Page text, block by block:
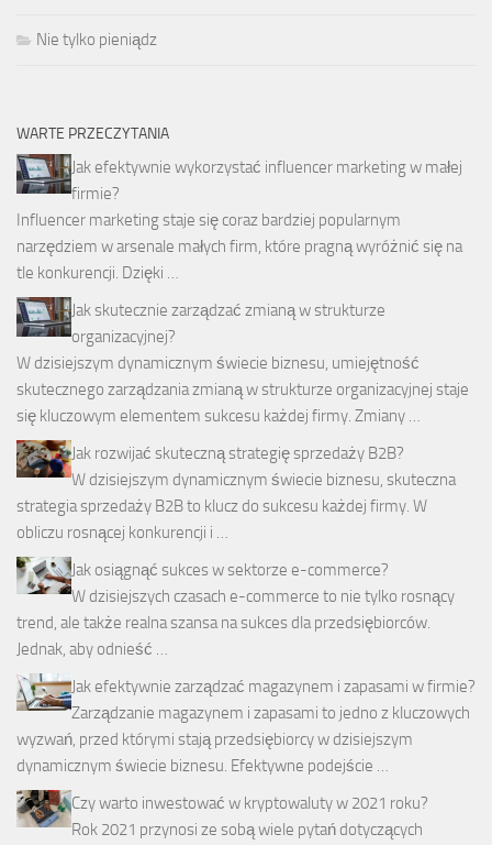
Nie tylko pieniądz
WARTE PRZECZYTANIA
Jak efektywnie wykorzystać influencer marketing w małej
firmie?
Influencer marketing staje się coraz bardziej popularnym
narzędziem w arsenale małych firm, które pragną wyróżnić się na
tle konkurencji. Dzięki …
Jak skutecznie zarządzać zmianą w strukturze
organizacyjnej?
W dzisiejszym dynamicznym świecie biznesu, umiejętność
skutecznego zarządzania zmianą w strukturze organizacyjnej staje
się kluczowym elementem sukcesu każdej firmy. Zmiany …
Jak rozwijać skuteczną strategię sprzedaży B2B?
W dzisiejszym dynamicznym świecie biznesu, skuteczna
strategia sprzedaży B2B to klucz do sukcesu każdej firmy. W
obliczu rosnącej konkurencji i …
Jak osiągnąć sukces w sektorze e-commerce?
W dzisiejszych czasach e-commerce to nie tylko rosnący
trend, ale także realna szansa na sukces dla przedsiębiorców.
Jednak, aby odnieść …
Jak efektywnie zarządzać magazynem i zapasami w firmie?
Zarządzanie magazynem i zapasami to jedno z kluczowych
wyzwań, przed którymi stają przedsiębiorcy w dzisiejszym
dynamicznym świecie biznesu. Efektywne podejście …
Czy warto inwestować w kryptowaluty w 2021 roku?
Rok 2021 przynosi ze sobą wiele pytań dotyczących